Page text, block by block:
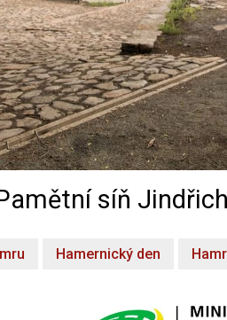
síň
Hamernický den